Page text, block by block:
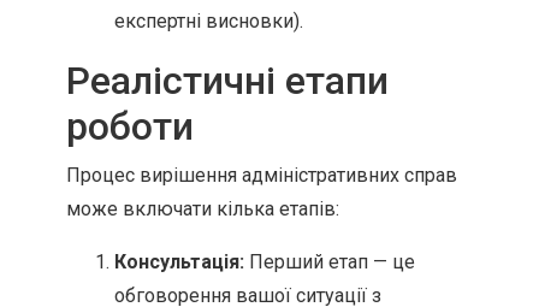
експертні висновки).
Реалістичні етапи
роботи
Процес вирішення адміністративних справ
може включати кілька етапів:
Консультація: Перший етап — це
обговорення вашої ситуації з